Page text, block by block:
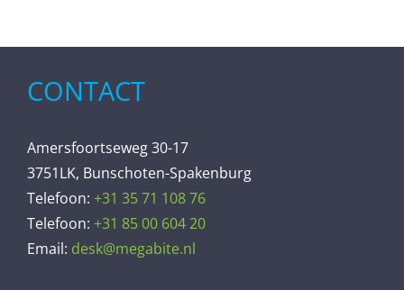
CONTACT
Amersfoortseweg 30-17
3751LK, Bunschoten-Spakenburg
Telefoon: +31 35 71 108 76
Telefoon: +31 85 00 604 20
Email: desk@megabite.nl